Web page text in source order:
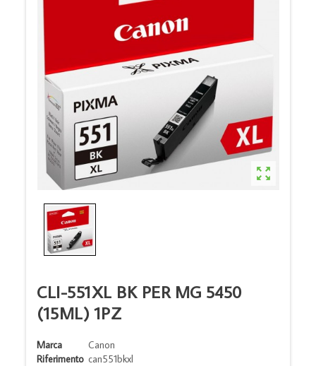

CLI-551XL BK PER MG 5450
(15ML) 1PZ
Marca
Canon
Riferimento can551bkxl